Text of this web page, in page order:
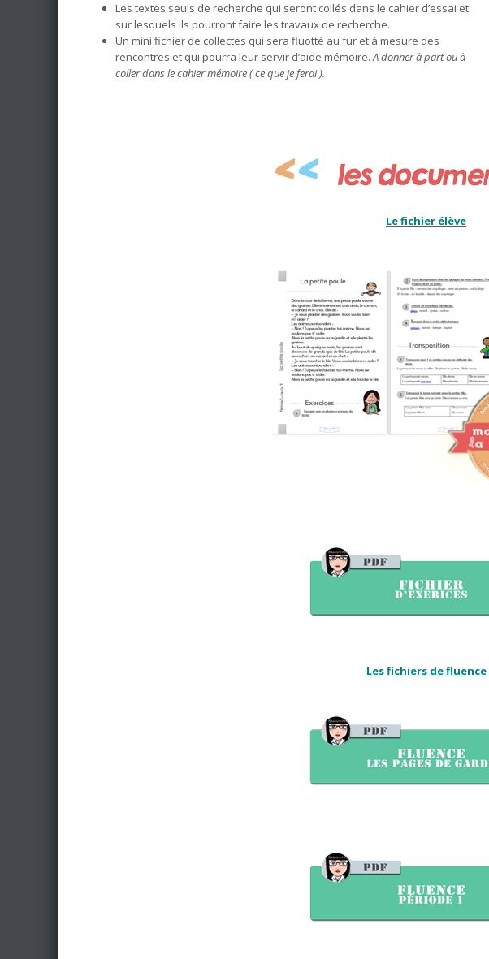
Les textes seuls de recherche qui seront collés dans le cahier d’essai et
sur lesquels ils pourront faire les travaux de recherche.
Un mini fichier de collectes qui sera fluotté au fur et à mesure des
rencontres et qui pourra leur servir d’aide mémoire.A donner à part ou à
coller dans le cahier mémoire ( ce que je ferai ).
Le fichier élève
Les fichiers de fluence